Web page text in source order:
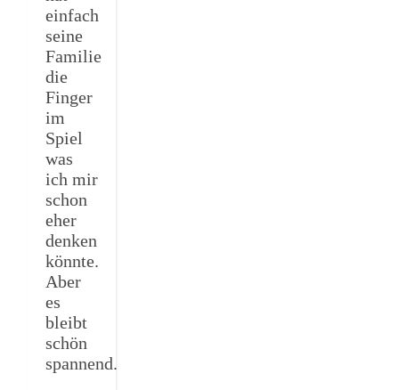
einfach
seine
Familie
die
Finger
im
Spiel
was
ich mir
schon
eher
denken
könnte.
Aber
es
bleibt
schön
spannend.